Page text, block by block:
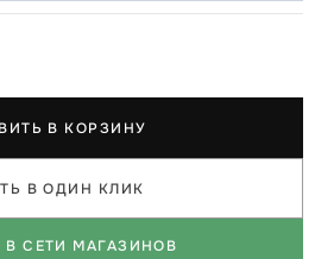
В КОРЗИНУ
В ОДИН КЛИК
В СЕТИ МАГАЗИНОВ